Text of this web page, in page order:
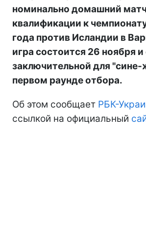
номинально домашний
квалификации к
года против Исландии в
игра состоится 26 ноября и
заключительной для
первом раунде отбора.
Об этом сообщает РБК-
ссылкой на официальный